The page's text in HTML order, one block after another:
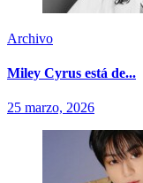
Archivo
Miley Cyrus está de...
25 marzo, 2026